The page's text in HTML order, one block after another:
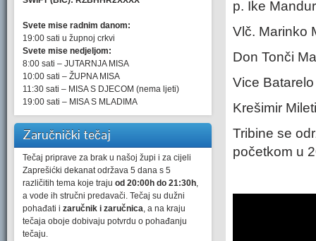
Svete mise radnim danom:
19:00 sati u župnoj crkvi
Svete mise nedjeljom:
8:00 sati – JUTARNJA MISA
10:00 sati – ŽUPNA MISA
11:30 sati – MISA S DJECOM (nema ljeti)
19:00 sati – MISA S MLADIMA
Zaručnički tečaj
Tečaj priprave za brak u našoj župi i za cijeli
Zaprešićki dekanat održava 5 dana s 5
različitih tema koje traju od 20:00h do 21:30h,
a vode ih stručni predavači. Tečaj su dužni
pohađati i zaručnik i zaručnica, a na kraju
tečaja oboje dobivaju potvrdu o pohađanju
tečaju.
p. Ike
Vlč. Marinko
Don Tonči
Vice Batarelo
Krešimir
Tribine se
početkom u